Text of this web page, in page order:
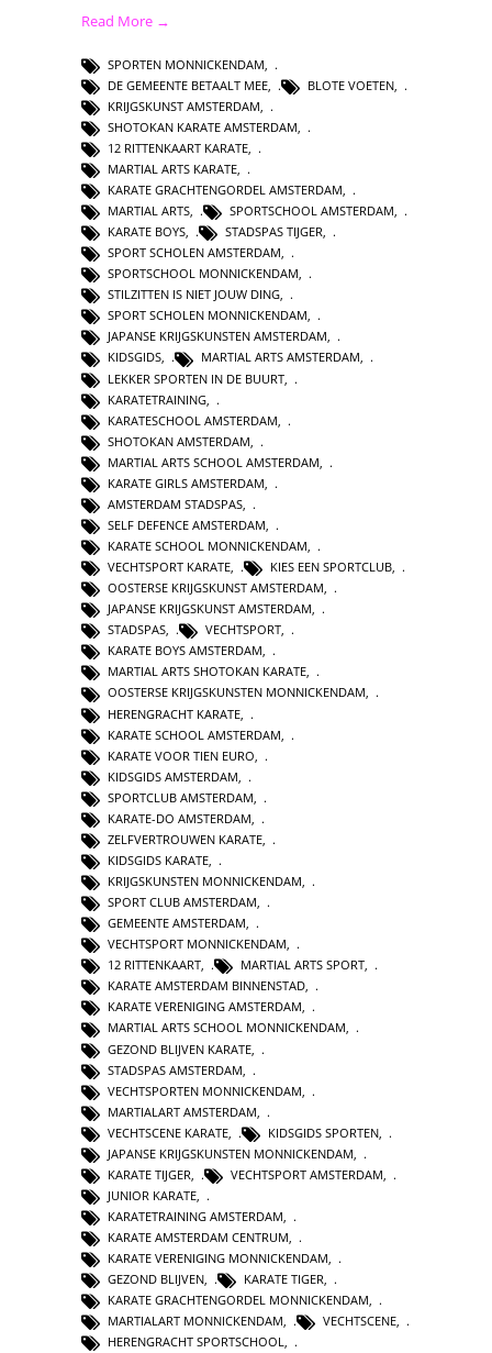
Read More →
SPORTEN MONNICKENDAM
DE GEMEENTE BETAALT MEE
BLOTE VOETEN
KRIJGSKUNST AMSTERDAM
SHOTOKAN KARATE AMSTERDAM
12 RITTENKAART KARATE
MARTIAL ARTS KARATE
KARATE GRACHTENGORDEL AMSTERDAM
MARTIAL ARTS, SPORTSCHOOL AMSTERDAM,
KARATE BOYS, STADSPAS TIJGER,
SPORT SCHOLEN AMSTERDAM,
SPORTSCHOOL MONNICKENDAM,
STILZITTEN IS NIET JOUW DING,
SPORT SCHOLEN MONNICKENDAM,
JAPANSE KRIJGSKUNSTEN AMSTERDAM,
KIDSGIDS, MARTIAL ARTS AMSTERDAM,
LEKKER SPORTEN IN DE BUURT
KARATETRAINING
KARATESCHOOL AMSTERDAM
SHOTOKAN AMSTERDAM
MARTIAL ARTS SCHOOL AMSTERDAM
KARATE GIRLS AMSTERDAM
AMSTERDAM STADSPAS
SELF DEFENCE AMSTERDAM
KARATE SCHOOL MONNICKENDAM,
VECHTSPORT KARATE, KIES EEN SPORTCLUB,
OOSTERSE KRIJGSKUNST AMSTERDAM,
JAPANSE KRIJGSKUNST AMSTERDAM,
STADSPAS, VECHTSPORT,
KARATE BOYS AMSTERDAM,
MARTIAL ARTS SHOTOKAN KARATE,
OOSTERSE KRIJGSKUNSTEN MONNICKENDAM,
HERENGRACHT KARATE
KARATE SCHOOL AMSTERDAM
KARATE VOOR TIEN EURO
KIDSGIDS AMSTERDAM
SPORTCLUB AMSTERDAM
KARATE-DO AMSTERDAM
ZELFVERTROUWEN KARATE
KIDSGIDS KARATE
KRIJGSKUNSTEN MONNICKENDAM,
SPORT CLUB AMSTERDAM,
GEMEENTE AMSTERDAM,
VECHTSPORT MONNICKENDAM,
12 RITTENKAART, MARTIAL ARTS SPORT,
KARATE AMSTERDAM BINNENSTAD,
KARATE VERENIGING AMSTERDAM,
MARTIAL ARTS SCHOOL MONNICKENDAM,
GEZOND BLIJVEN KARATE
STADSPAS AMSTERDAM
VECHTSPORTEN MONNICKENDAM
MARTIALART AMSTERDAM
VECHTSCENE KARATE
KIDSGIDS SPORTEN
JAPANSE KRIJGSKUNSTEN MONNICKENDAM
KARATE TIJGER
VECHTSPORT AMSTERDAM
JUNIOR KARATE
KARATETRAINING AMSTERDAM,
KARATE AMSTERDAM CENTRUM,
KARATE VERENIGING MONNICKENDAM,
GEZOND BLIJVEN, KARATE TIGER,
KARATE GRACHTENGORDEL MONNICKENDAM,
MARTIALART MONNICKENDAM, VECHTSCENE,
HERENGRACHT SPORTSCHOOL,